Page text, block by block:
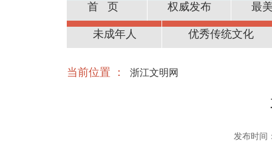
首页 权威发布 最
公民道德
未成年人 优秀传统文化
当前位置 ： 浙江文明网
发布时间